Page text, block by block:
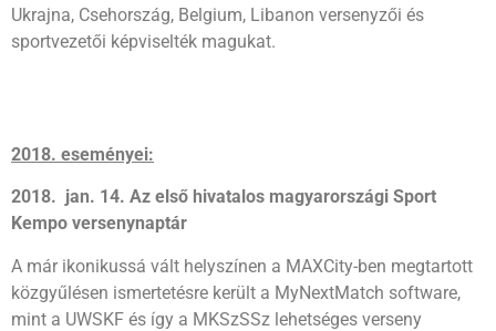
Ukrajna, Csehország, Belgium, Libanon versenyzői és
sportvezetői képviselték magukat.
2018. eseményei:
2018. jan. 14. Az első hivatalos magyarországi Sport
Kempo versenynaptár
A már ikonikussá vált helyszínen a MAXCity-ben megtartott
közgyűlésen ismertetésre került a MyNextMatch software,
mint a UWSKF és így a MKSzSSz lehetséges verseny